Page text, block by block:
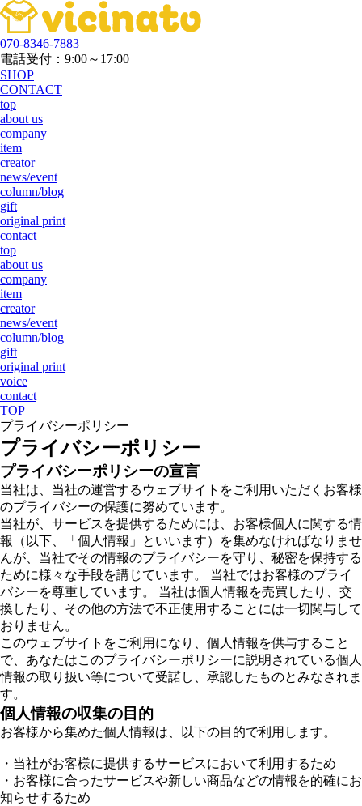
070-8346-7883
電話受付：9:00～17:00
SHOP
CONTACT
top
about us
company
item
creator
news/event
column/blog
gift
original print
contact
top
about us
company
item
creator
news/event
column/blog
gift
original print
voice
contact
TOP
プライバシーポリシー
プライバシーポリシー
プライバシーポリシーの宣言
当社は、当社の運営するウェブサイトをご利用いただくお客様
のプライバシーの保護に努めています。
当社が、サービスを提供するためには、お客様個人に関する情
報（以下、「個人情報」といいます）を集めなければなりませ
んが、当社でその情報のプライバシーを守り、秘密を保持する
ために様々な手段を講じています。 当社ではお客様のプライ
バシーを尊重しています。 当社は個人情報を売買したり、交
換したり、その他の方法で不正使用することには一切関与して
おりません。
このウェブサイトをご利用になり、個人情報を供与すること
で、あなたはこのプライバシーポリシーに説明されている個人
情報の取り扱い等について受諾し、承認したものとみなされま
す。
個人情報の収集の目的
お客様から集めた個人情報は、以下の目的で利用します。
・当社がお客様に提供するサービスにおいて利用するため
・お客様に合ったサービスや新しい商品などの情報を的確にお
知らせするため